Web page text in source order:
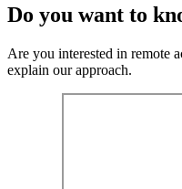
Do you want to
Are you interested in remote
explain our approach.